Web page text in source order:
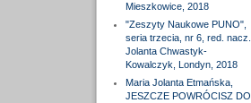
Mieszkowice, 2018
"Zeszyty Naukowe PUNO",
seria trzecia, nr 6, red. nacz.
Jolanta Chwastyk-
Kowalczyk, Londyn, 2018
Maria Jolanta Etmańska,
JESZCZE POWRÓCISZ DO